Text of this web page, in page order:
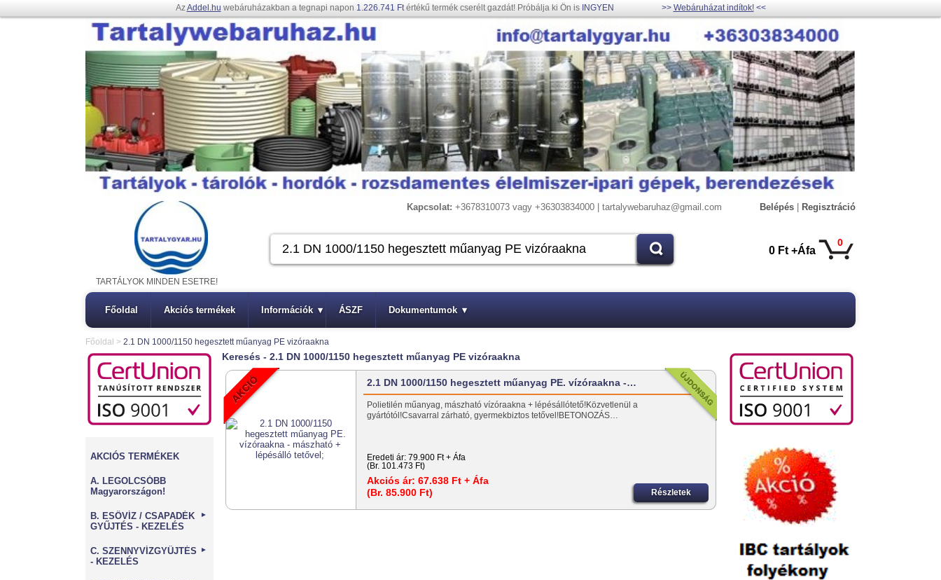
AzAddel.hu webáruházakban a tegnapi napon 1.226.741 Ftértékű termék cserélt gazdát! Próbálja ki Ön is INGYEN >> Webáruházat indítok!<<
Kapcsolat: +3678310073 vagy +36303834000 | tartalywebaruhaz@gmail.com Belépés Regisztráció
0
0 Ft +Áfa
TARTÁLYOK MINDEN ESETRE!
Főoldal Akciós termékek Információk ▾ ÁSZF Dokumentumok ▾
Főoldal > 2.1 DN 1000/1150 hegesztett műanyag PE vizóraakna
AKCIÓS TERMÉKEK
A. LEGOLCSÓBB
Magyarországon!
B. ESŐVÍZ / CSAPADÉK
GYŰJTÉS - KEZELÉS
►
C. SZENNYVÍZGYŰJTÉS
- KEZELÉS
►
Keresés - 2.1 DN 1000/1150 hegesztett műanyag PE vizóraakna
2.1 DN 1000/1150 hegesztett műanyag PE. vízóraakna -…
Polietilén műanyag, mászható vízóraakna + lépésállótető!Közvetlenül a
gyártótól!Csavarral zárható, gyermekbiztos tetővel!BETONOZÁS…
Eredeti ár: 79.900 Ft + Áfa
(Br. 101.473 Ft)
Akciós ár: 67.638 Ft + Áfa
(Br. 85.900 Ft)
Részletek